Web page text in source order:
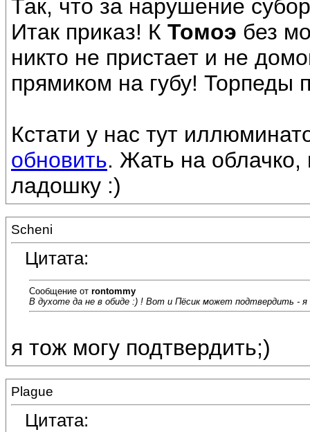
Так, что за нарушение
Итак приказ! К Томоэ без
никто не пристает и не
прямиком на губу! Торпеды
Кстати у нас тут
обновить. Жать на
ладошку :)
Scheni
Цитата:
Сообщение от rontommy
В духоте да не в обиде :) ! Вот и Пёсик может подтвердить -
я тож могу подтвердить;)
Plague
Цитата: